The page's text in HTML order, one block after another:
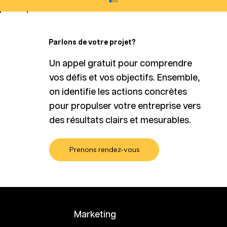
Facebook Ads : plus important que
Parlons de votre projet?
Un appel gratuit pour comprendre
vos défis et vos objectifs. Ensemble,
on identifie les actions concrètes
pour propulser votre entreprise vers
des résultats clairs et mesurables.
Prenons rendez-vous
Marketing